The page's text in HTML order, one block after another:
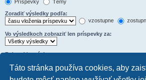
Táto stránka používa cookies, aby
Príspevky
Témy
Zoradiť výsledky podľa:
vzostupne
Vo výsledkoch zobraziť len príspevky za:
Zobraziť prvých:
znakov príspevku